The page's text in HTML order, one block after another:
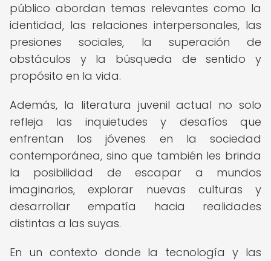
público abordan temas relevantes como la
identidad, las relaciones interpersonales, las
presiones sociales, la superación de
obstáculos y la búsqueda de sentido y
propósito en la vida.
Además, la literatura juvenil actual no solo
refleja las inquietudes y desafíos que
enfrentan los jóvenes en la sociedad
contemporánea, sino que también les brinda
la posibilidad de escapar a mundos
imaginarios, explorar nuevas culturas y
desarrollar empatía hacia realidades
distintas a las suyas.
En un contexto donde la tecnología y las